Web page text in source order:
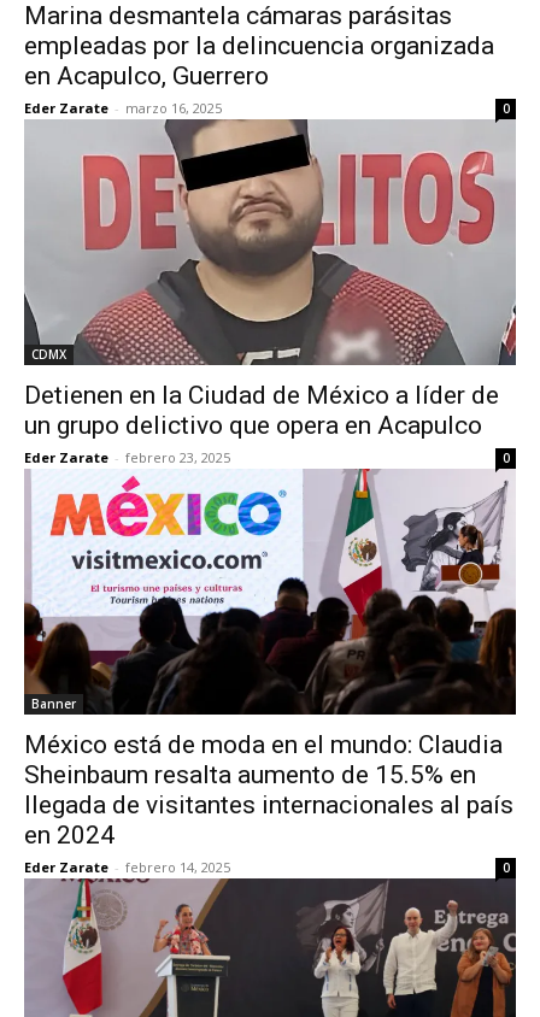
Marina desmantela cámaras parásitas
empleadas por la delincuencia organizada
en Acapulco, Guerrero
Eder Zarate - marzo 16, 2025 0
CDMX
Detienen en la Ciudad de México a líder de
un grupo delictivo que opera en Acapulco
Eder Zarate - febrero 23, 2025 0
Banner
México está de moda en el mundo: Claudia
Sheinbaum resalta aumento de 15.5% en
llegada de visitantes internacionales al país
en 2024
Eder Zarate - febrero 14, 2025 0